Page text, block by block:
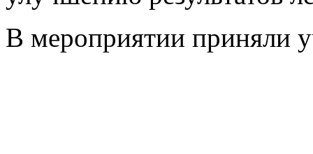
В мероприятии приняли